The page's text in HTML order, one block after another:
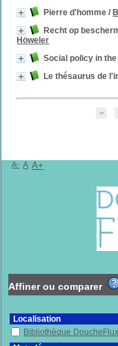
Pierre d'homme /
Recht op
Höweler
Social policy in
Le thésaurus de
A- A A+
Affiner ou comparer
Localisation
Bibliothèque DoucheFlux